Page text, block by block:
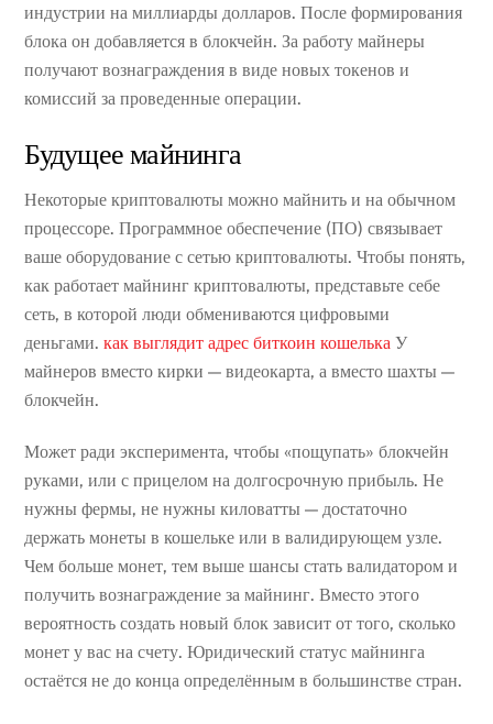
индустрии на миллиарды долларов. После формирования
блока он добавляется в блокчейн. За работу майнеры
получают вознаграждения в виде новых токенов и
комиссий за проведенные операции.
Будущее майнинга
Некоторые криптовалюты можно майнить и на обычном
процессоре. Программное обеспечение (ПО) связывает
ваше оборудование с сетью криптовалюты. Чтобы понять,
как работает майнинг криптовалюты, представьте себе
сеть, в которой люди обмениваются цифровыми
деньгами.как выглядит адрес биткоин кошелька У
майнеров вместо кирки — видеокарта, а вместо шахты —
блокчейн.
Может ради эксперимента, чтобы «пощупать» блокчейн
руками, или с прицелом на долгосрочную прибыль. Не
нужны фермы, не нужны киловатты — достаточно
держать монеты в кошельке или в валидирующем узле.
Чем больше монет, тем выше шансы стать валидатором и
получить вознаграждение за майнинг. Вместо этого
вероятность создать новый блок зависит от того, сколько
монет у вас на счету. Юридический статус майнинга
остаётся не до конца определённым в большинстве стран.